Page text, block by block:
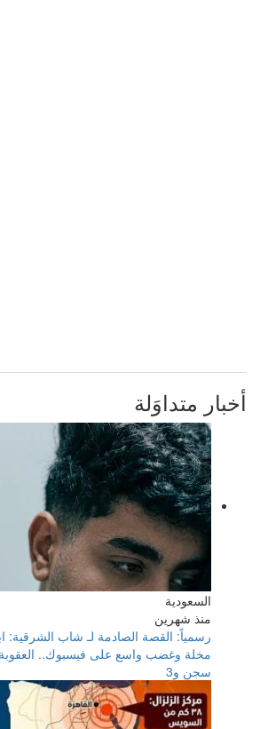
أخبار متداوَلة
السعودية
منذ شهرين
رسمياً: القصة الصادمة لـ شاب الشرقية:
سجن و3